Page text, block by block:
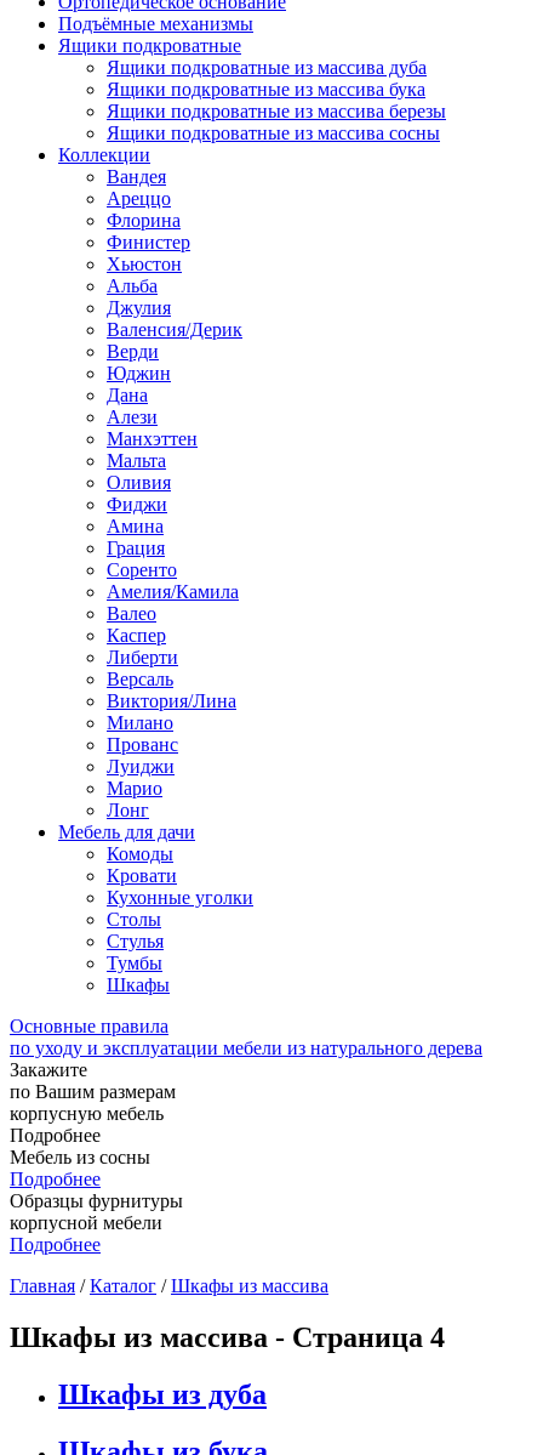
Подъёмные механизмы
Ящики подкроватные
Ящики подкроватные из массива дуба
Ящики подкроватные из массива бука
Ящики подкроватные из массива березы
Ящики подкроватные из массива сосны
Коллекции
Вандея
Ареццо
Флорина
Финистер
Хьюстон
Альба
Джулия
Валенсия/Дерик
Верди
Юджин
Дана
Алези
Манхэттен
Мальта
Оливия
Фиджи
Амина
Грация
Соренто
Амелия/Камила
Валео
Каспер
Либерти
Версаль
Виктория/Лина
Милано
Прованс
Луиджи
Марио
Лонг
Мебель для дачи
Комоды
Кровати
Кухонные уголки
Столы
Стулья
Тумбы
Шкафы
Основные правила
по уходу и эксплуатации мебели из натурального дерева
Закажите
по Вашим размерам
корпусную мебель
Подробнее
Мебель из сосны
Подробнее
Образцы фурнитуры
корпусной мебели
Подробнее
Главная /Каталог /Шкафы из массива
Шкафы из массива - Страница 4
Шкафы из дуба